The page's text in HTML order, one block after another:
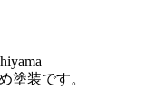
塗装です。